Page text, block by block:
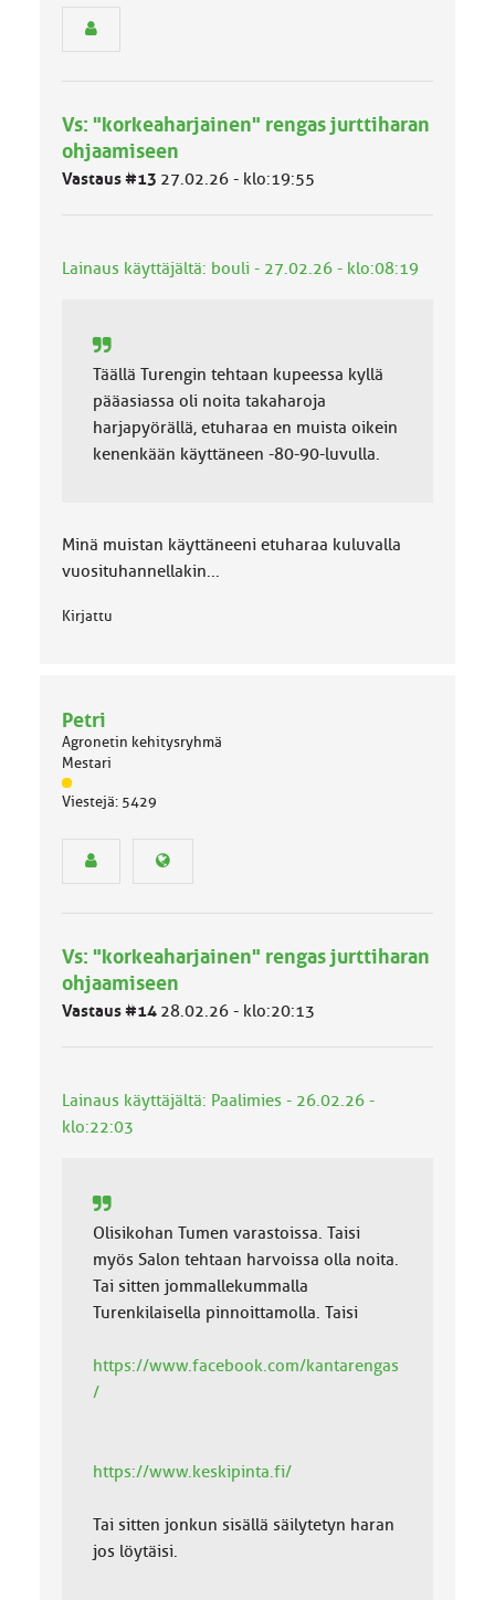
l
u
o
:
Vs: "korkeaharjainen" rengas jurttiharan
ohjaamiseen
Vastaus #13 27.02.26 - klo:19:55
Lainaus käyttäjältä: bouli - 27.02.26 - klo:08:19
Täällä Turengin tehtaan kupeessa kyllä
pääasiassa oli noita takaharoja
harjapyörällä, etuharaa en muista oikein
kenenkään käyttäneen -80-90-luvulla.
Minä muistan käyttäneeni etuharaa kuluvalla
vuosituhannellakin...
Kirjattu
Petri
Agronetin kehitysryhmä
Mestari
J
ä
m
ä
u
a
:
Viestejä: 5429
Vs: "korkeaharjainen" rengas jurttiharan
ohjaamiseen
Vastaus #14 28.02.26 - klo:20:13
Lainaus käyttäjältä: Paalimies - 26.02.26 -
klo:22:03
Olisikohan Tumen varastoissa. Taisi
myös Salon tehtaan harvoissa olla noita.
Tai sitten jommallekummalla
Turenkilaisella pinnoittamolla. Taisi
https://www.facebook.com/kantarengas
/
https://www.keskipinta.fi/
Tai sitten jonkun sisällä säilytetyn haran
jos löytäisi.